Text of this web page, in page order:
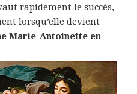
rapidement le succès,
lorsqu’elle devient
Marie-Antoinette en